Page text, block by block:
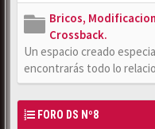
Bricos,
Crossback.
Un espacio creado
encontrarás todo lo
FORO DS Nº8